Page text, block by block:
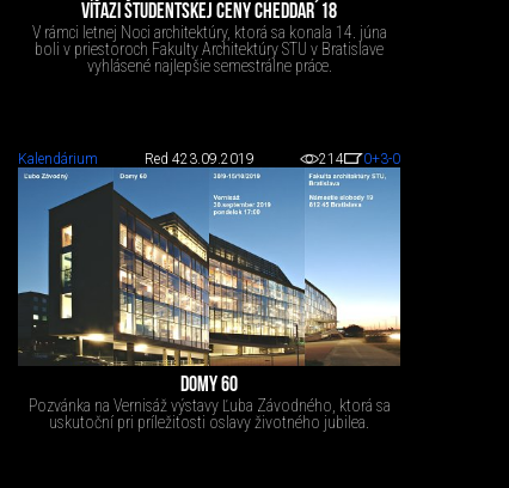
VÍŤAZI ŠTUDENTSKEJ CENY CHEDDAR´18
V rámci letnej Noci architektúry, ktorá sa konala 14. júna
boli v priestoroch Fakulty Architektúry STU v Bratislave
vyhlásené najlepšie semestrálne práce.
Kalendárium Red 423.09.2019 214 0+3-0
DOMY 60
Pozvánka na Vernisáž výstavy Ľuba Závodného, ktorá sa
uskutoční pri príležitosti oslavy životného jubilea.